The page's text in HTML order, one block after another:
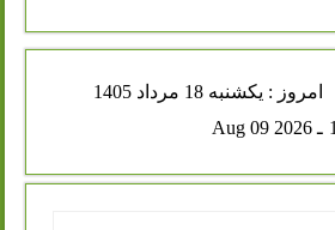
مرداد 1405
ـ Aug 09 2026